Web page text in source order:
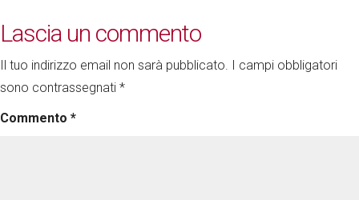
Lascia un commento
Il tuo indirizzo email non sarà pubblicato. I campi obbligatori
sono contrassegnati *
Commento *